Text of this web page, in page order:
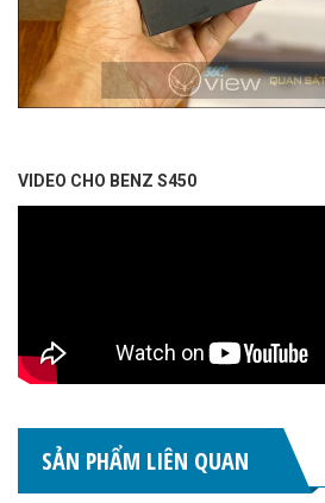
VIDEO CHO BENZ S450
SẢN PHẨM LIÊN QUAN